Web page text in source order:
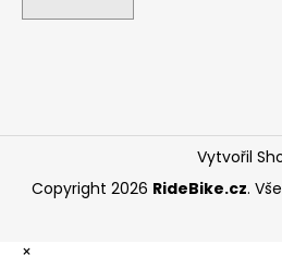
Vytvořil
Copyright 2026 RideBike.cz.
×